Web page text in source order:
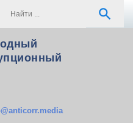
search